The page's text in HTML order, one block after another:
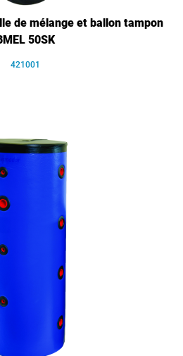
de mélange et ballon tampon
50SK
421001